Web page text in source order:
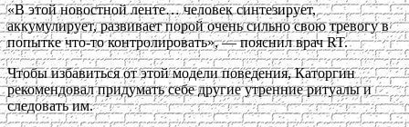
«В этой новостной ленте… человек синтезирует,
аккумулирует, развивает порой очень сильно свою тревогу в
попытке что-то контролировать», — пояснил врач RT.
Чтобы избавиться от этой модели поведения, Каторгин
рекомендовал придумать себе другие утренние ритуалы и
следовать им.